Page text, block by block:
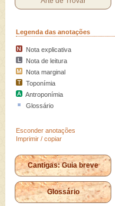
Legenda das anotações
Nota explicativa
Nota de leitura
Nota marginal
Toponímia
Antroponímia
Glossário
Esconder anotações
Imprimir / copiar
Cantigas: Guia breve
Glossário